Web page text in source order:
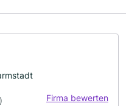
Firma bewerten